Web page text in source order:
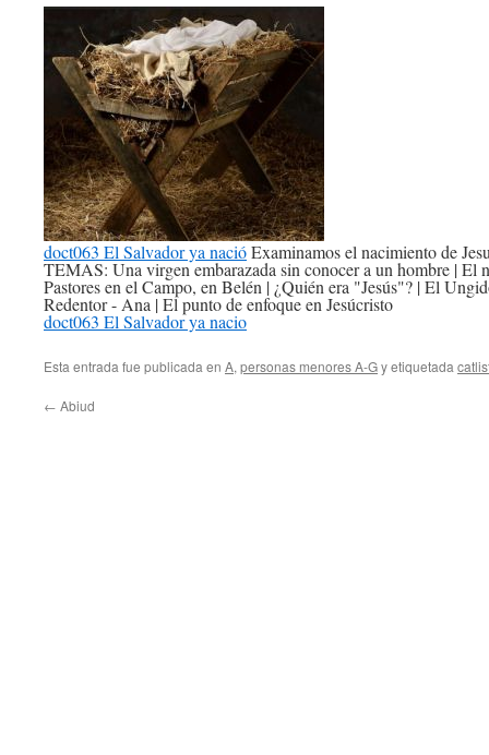
doct063 El Salvador ya nacióExaminamos el nacimiento de
TEMAS: Una virgen embarazada sin conocer a un hombre | El
Pastores en el Campo, en Belén | ¿Quién era "Jesús"? | El
Redentor - Ana | El punto de enfoque en Jesúcristo
doct063 El Salvador ya nacio
Esta entrada fue publicada en A, personas menores A-Gy etiquetada
← Abiud